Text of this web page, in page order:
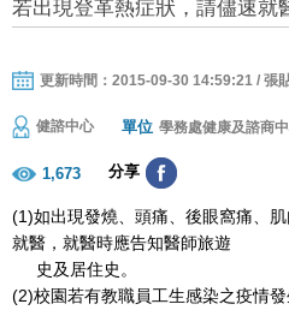
若出現登革熱症狀，請儘速就
更新時間：2015-09-30 14:59:21 / 張
健諮中心 單位 學務處健康及諮商
1,673 分享
(1)如出現發燒、頭痛、後眼窩痛、
就醫，就醫時應告知醫師旅遊
史及居住史。
(2)校園若有教職員工生感染之疫情